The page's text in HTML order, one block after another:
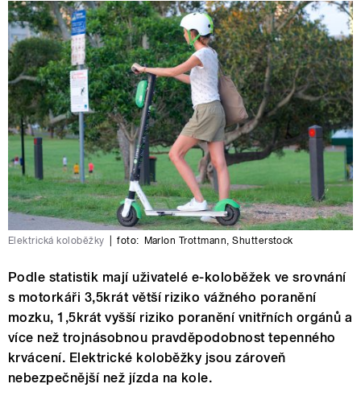
Elektrická koloběžky foto: Marlon Trottmann,Shutterstock
Podle statistik mají uživatelé e-koloběžek ve srovnání
s motorkáři 3,5krát větší riziko vážného poranění
mozku, 1,5krát vyšší riziko poranění vnitřních orgánů a
více než trojnásobnou pravděpodobnost tepenného
krvácení. Elektrické koloběžky jsou zároveň
nebezpečnější než jízda na kole.